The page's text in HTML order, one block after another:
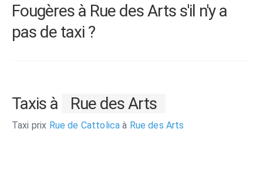
Fougères à Rue des Arts s'il n'y a
pas de taxi ?
Taxis à Rue des Arts
Taxi prix Rue de Cattolicaà Rue des Arts